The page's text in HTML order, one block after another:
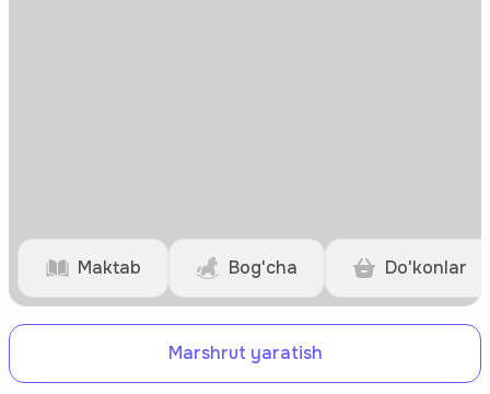
Maktab Bog'cha Do'konlar
Marshrut yaratish